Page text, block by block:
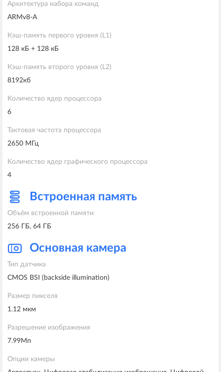
Архитектура набора команд
ARMv8-A
Кэш-память первого уровня (L1)
128 кБ + 128 кБ
Кэш-память второго уровня (L2)
8192кб
Kоличество ядер процессора
6
Тактовая частота процессора
2650 МГц
Kоличество ядер графического процессора
4
Встроенная память
Объём встроенной памяти
256 ГБ, 64 ГБ
Основная камера
Тип датчика
CMOS BSI (backside illumination)
Размер пикселя
1.12 мкм
Разрешение изображения
7.99Мп
Опции камеры